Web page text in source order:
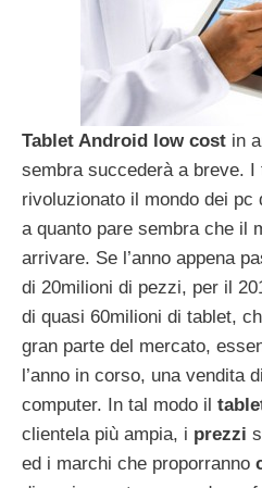
Tablet Android low cost in
sembra succederà a breve. I
rivoluzionato il mondo dei pc
a quanto pare sembra che il
arrivare. Se l’anno appena
di 20milioni di pezzi, per il
di quasi 60milioni di tablet,
gran parte del mercato,
l’anno in corso, una vendita
computer. In tal modo il
clientela più ampia, i prezzi
ed i marchi che proporranno